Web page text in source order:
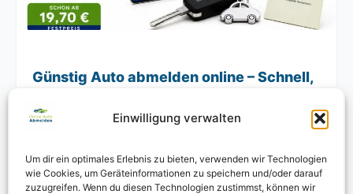
Einwilligung verwalten
Um dir ein optimales Erlebnis zu bieten, verwenden wir Technologien
wie Cookies, um Geräteinformationen zu speichern und/oder darauf
zuzugreifen. Wenn du diesen Technologien zustimmst, können wir
Günstig Auto abmelden online – Schnell,
03.08.2026
Aufwand Wer sein Fahrzeug günstig online abmelden
möchte,